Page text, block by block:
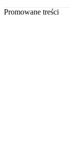
Promowane treści